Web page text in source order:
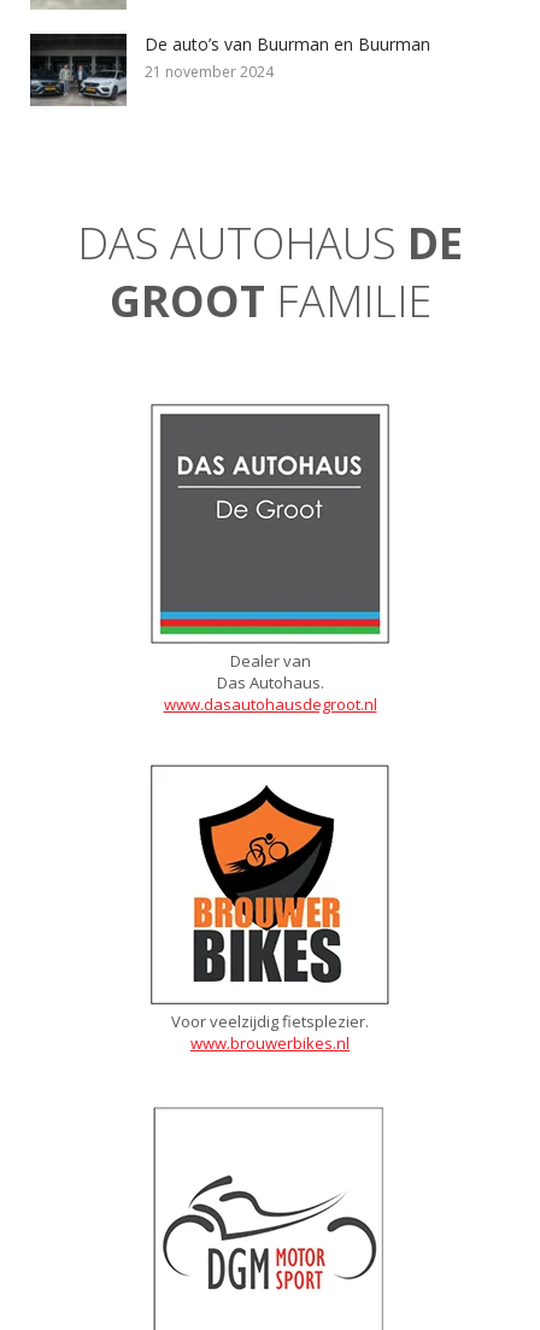
De auto’s van Buurman en Buurman
21 november 2024
DAS AUTOHAUS DE
GROOT FAMILIE
Dealer van
Das Autohaus.
www.dasautohausdegroot.nl
Voor veelzijdig fietsplezier.
www.brouwerbikes.nl